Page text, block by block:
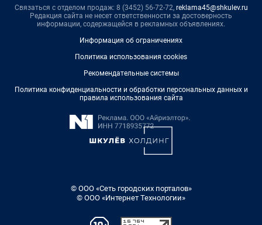
Связаться с отделом продаж: 8 (3452) 56-72-72, reklama45@shkulev.ru
Редакция сайта не несет ответственности за достоверность
информации, содержащейся в рекламных объявлениях.
Информация об ограничениях
Политика использования cookies
Рекомендательные системы
Политика конфиденциальности и обработки персональных данных и
правила использования сайта
© ООО «Сеть городских порталов»
© ООО «Интернет Технологии»